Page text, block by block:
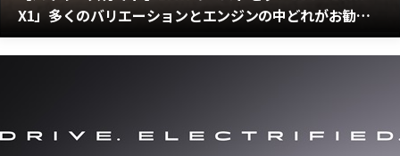
X1」多くのバリエーションとエンジンの中どれがお勧
め？